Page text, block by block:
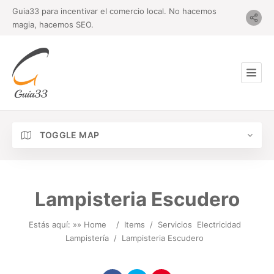
Guia33 para incentivar el comercio local. No hacemos
magia, hacemos SEO.
TOGGLE MAP
Lampisteria Escudero
Estás aquí: »» Home / Items / Servicios
Electricidad
Lampistería / Lampisteria Escudero